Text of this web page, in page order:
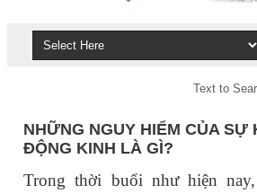
NHỮNG NGUY HIỂM CỦA SỰ
ĐỘNG KINH LÀ GÌ?
Trong thời buổi như hiện